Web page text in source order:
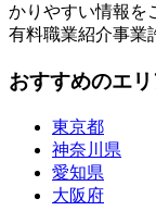
かりやすい情報を
有料職業紹介事業
おすすめのエ
東京都
神奈川県
愛知県
大阪府